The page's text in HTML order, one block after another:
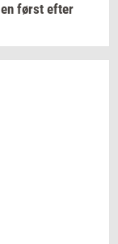
først efter